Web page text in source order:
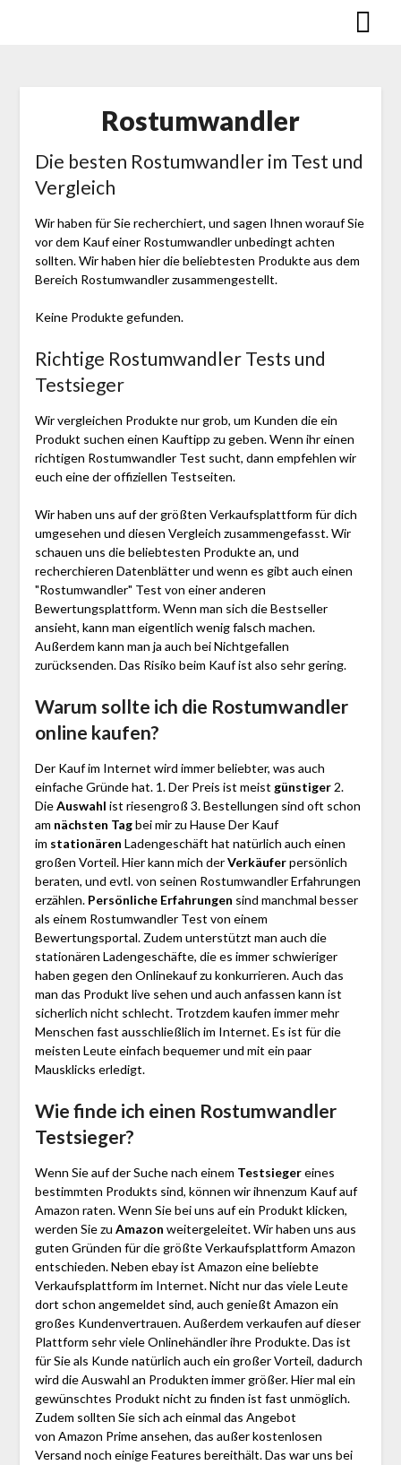
Rostumwandler
Die besten Rostumwandler im Test und
Vergleich
Wir haben für Sie recherchiert, und sagen Ihnen worauf Sie
vor dem Kauf einer Rostumwandler unbedingt achten
sollten. Wir haben hier die beliebtesten Produkte aus dem
Bereich Rostumwandler zusammengestellt.
Keine Produkte gefunden.
Richtige Rostumwandler Tests und
Testsieger
Wir vergleichen Produkte nur grob, um Kunden die ein
Produkt suchen einen Kauftipp zu geben. Wenn ihr einen
richtigen Rostumwandler Test sucht, dann empfehlen wir
euch eine der offiziellen Testseiten.
Wir haben uns auf der größten Verkaufsplattform für dich
umgesehen und diesen Vergleich zusammengefasst. Wir
schauen uns die beliebtesten Produkte an, und
recherchieren Datenblätter und wenn es gibt auch einen
"Rostumwandler" Test von einer anderen
Bewertungsplattform. Wenn man sich die Bestseller
ansieht, kann man eigentlich wenig falsch machen.
Außerdem kann man ja auch bei Nichtgefallen
zurücksenden. Das Risiko beim Kauf ist also sehr gering.
Warum sollte ich die Rostumwandler
online kaufen?
Der Kauf im Internet wird immer beliebter, was auch
einfache Gründe hat. 1. Der Preis ist meist günstiger2.
DieAuswahl ist riesengroß 3. Bestellungen sind oft schon
am nächsten Tagbei mir zu Hause Der Kauf
im stationären Ladengeschäft hat natürlich auch einen
großen Vorteil. Hier kann mich derVerkäuferpersönlich
beraten, und evtl. von seinen Rostumwandler Erfahrungen
erzählen. Persönliche Erfahrungen sind manchmal besser
als einem Rostumwandler Test von einem
Bewertungsportal. Zudem unterstützt man auch die
stationären Ladengeschäfte, die es immer schwieriger
haben gegen den Onlinekauf zu konkurrieren. Auch das
man das Produkt live sehen und auch anfassen kann ist
sicherlich nicht schlecht. Trotzdem kaufen immer mehr
Menschen fast ausschließlich im Internet. Es ist für die
meisten Leute einfach bequemer und mit ein paar
Mausklicks erledigt.
Wie finde ich einen Rostumwandler
Testsieger?
Wenn Sie auf der Suche nach einem Testsiegereines
bestimmten Produkts sind, können wir ihnenzum Kauf auf
Amazon raten. Wenn Sie bei uns auf ein Produkt klicken,
werden Sie zu Amazon weitergeleitet. Wir haben uns aus
guten Gründen für die größte Verkaufsplattform Amazon
entschieden. Neben ebay ist Amazon eine beliebte
Verkaufsplattform im Internet. Nicht nur das viele Leute
dort schon angemeldet sind, auch genießt Amazon ein
großes Kundenvertrauen. Außerdem verkaufen auf dieser
Plattform sehr viele Onlinehändler ihre Produkte. Das ist
für Sie als Kunde natürlich auch ein großer Vorteil, dadurch
wird die Auswahl an Produkten immer größer. Hier mal ein
gewünschtes Produkt nicht zu finden ist fast unmöglich.
Zudem sollten Sie sich ach einmal das Angebot
von Amazon Prime ansehen, das außer kostenlosen
Versand noch einige Features bereithält. Das war uns bei